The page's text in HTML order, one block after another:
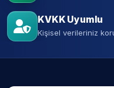
KVKK Uyumlu
Kişisel verileriniz